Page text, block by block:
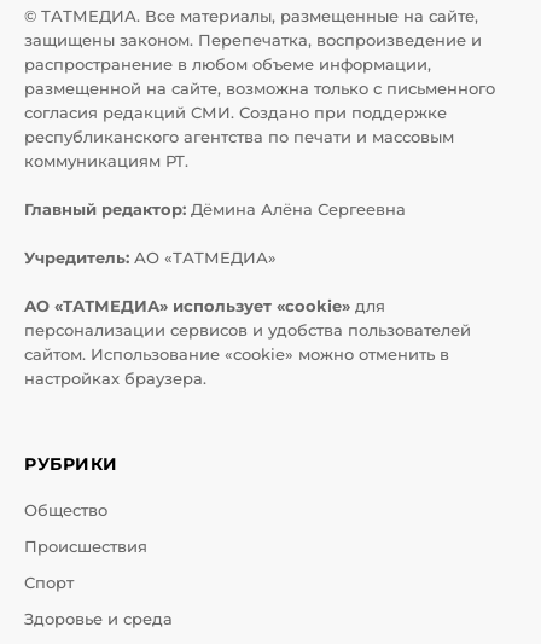
© ТАТМЕДИА. Все материалы, размещенные на сайте,
защищены законом. Перепечатка, воспроизведение и
распространение в любом объеме информации,
размещенной на сайте, возможна только с письменного
согласия редакций СМИ. Создано при поддержке
республиканского агентства по печати и массовым
коммуникациям РТ.
Главный редактор: Дёмина Алёна Сергеевна
Учредитель: АО «ТАТМЕДИА»
АО «ТАТМЕДИА» использует «cookie» для
персонализации сервисов и удобства пользователей
сайтом. Использование «cookie» можно отменить в
настройках браузера.
РУБРИКИ
Общество
Происшествия
Спорт
Здоровье и среда